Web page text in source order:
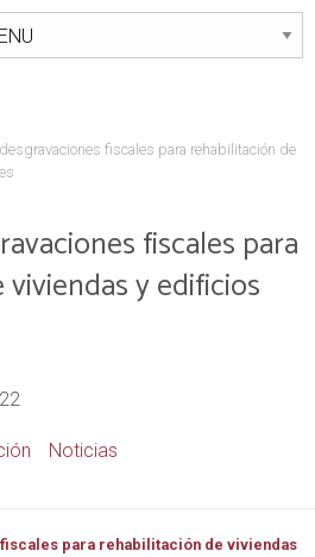
fiscales para rehabilitación de
fiscales para
y edificios
Noticias
para rehabilitación de viviendas